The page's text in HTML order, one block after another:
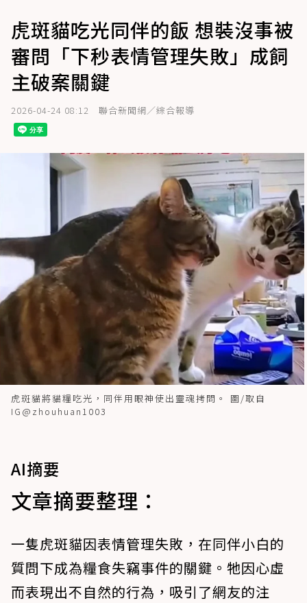
虎斑貓吃光同伴的飯 想裝沒事被
審問「下秒表情管理失敗」成飼
主破案關鍵
2026-04-24 08:12 聯合新聞網／綜合報導
虎斑貓將貓糧吃光，同伴用眼神使出靈魂拷問。 圖/取自
IG@zhouhuan1003
AI摘要
文章摘要整理：
一隻虎斑貓因表情管理失敗，在同伴小白的
質問下成為糧食失竊事件的關鍵。牠因心虛
而表現出不自然的行為，吸引了網友的注